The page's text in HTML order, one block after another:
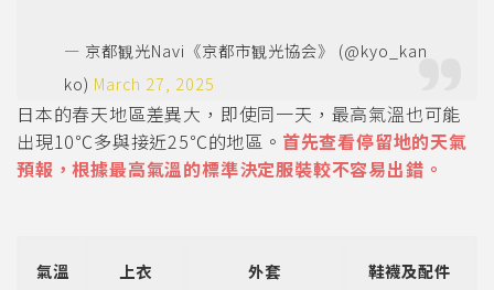
— 京都観光Navi《京都市観光協会》 (@kyo_kan
ko) March 27, 2025
日本的春天地區差異大，即使同一天，最高氣溫也可能
出現10℃多與接近25℃的地區。 首先查看停留地的天氣
預報，根據最高氣溫的標準決定服裝較不容易出錯。
氣溫 上衣 外套 鞋襪及配件